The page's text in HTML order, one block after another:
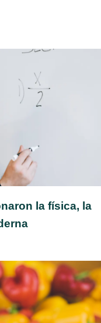
la física, la